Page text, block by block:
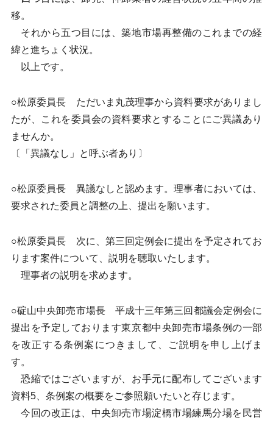
移。
それから五つ目には、築地市場再整備のこれまでの経
緯と進ちょく状況。
以上です。
○松原委員長 ただいま丸茂理事から資料要求がありまし
たが、これを委員会の資料要求とすることにご異議あり
ませんか。
〔「異議なし」と呼ぶ者あり〕
○松原委員長 異議なしと認めます。理事者においては、
要求された委員と調整の上、提出を願います。
○松原委員長 次に、第三回定例会に提出を予定されてお
ります案件について、説明を聴取いたします。
理事者の説明を求めます。
○碇山中央卸売市場長 平成十三年第三回都議会定例会に
提出を予定しております東京都中央卸売市場条例の一部
を改正する条例案につきまして、ご説明を申し上げま
す。
恐縮ではございますが、お手元に配布してございます
資料5、条例案の概要をご参照願いたいと存じます。
今回の改正は、中央卸売市場淀橋市場練馬分場を民営